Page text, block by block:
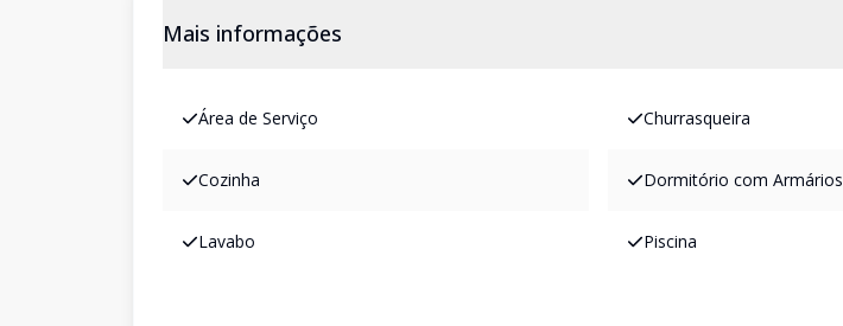
Mais informações
Área de Serviço Churrasqueira
Cozinha Dormitório com Armários
Lavabo Piscina